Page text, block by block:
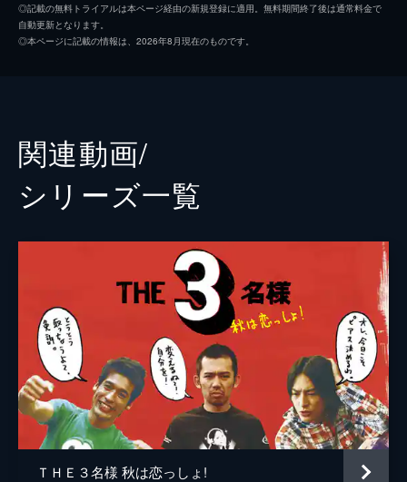
脚本
原作
◎記載の無料トライアルは本ページ経由の新規登録に適用。無料期間終了後は通常料金で
自動更新となります。
◎本ページに記載の情報は、2026年8月現在のものです。
関連動画/
シリーズ⼀覧
ＴＨＥ３名様 秋は恋っしょ!